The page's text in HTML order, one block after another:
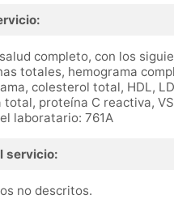
completo, con los
totales, hemograma
colesterol total, HDL,
proteína C reactiva,
laboratario: 761A
servicio:
no descritos.